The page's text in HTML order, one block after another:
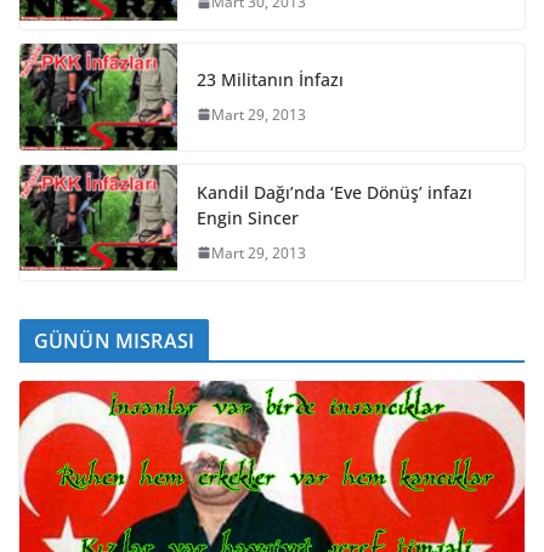
23 Militanın İnfazı
Mart 29, 2013
Kandil Dağı’nda ‘Eve Dönüş’ infazı
Engin Sincer
Mart 29, 2013
GÜNÜN MISRASI